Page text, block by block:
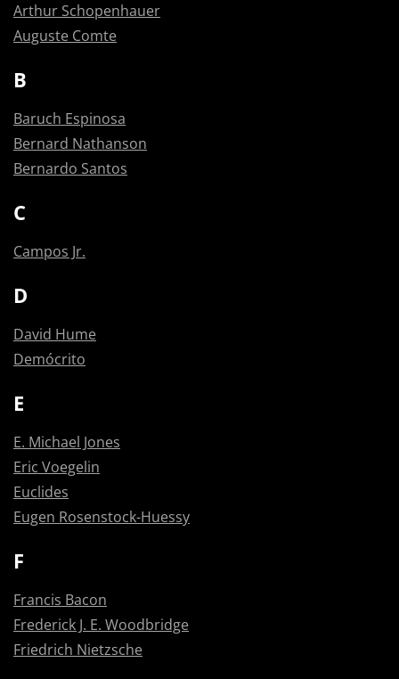
Arthur Schopenhauer
Auguste Comte
B
Baruch Espinosa
Bernard Nathanson
Bernardo Santos
C
Campos Jr.
D
David Hume
Demócrito
E
E. Michael Jones
Eric Voegelin
Euclides
Eugen Rosenstock-Huessy
F
Francis Bacon
Frederick J. E. Woodbridge
Friedrich Nietzsche